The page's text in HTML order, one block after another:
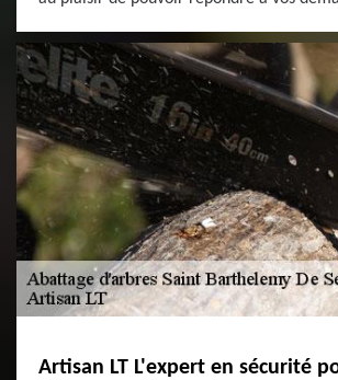
Artisan LT L'expert en sécurité